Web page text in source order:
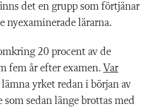
det en grupp som förtjänar
nyexaminerade lärarna.
20 procent av de
fem år efter examen. Var
yrket redan i början av
sedan länge brottas med